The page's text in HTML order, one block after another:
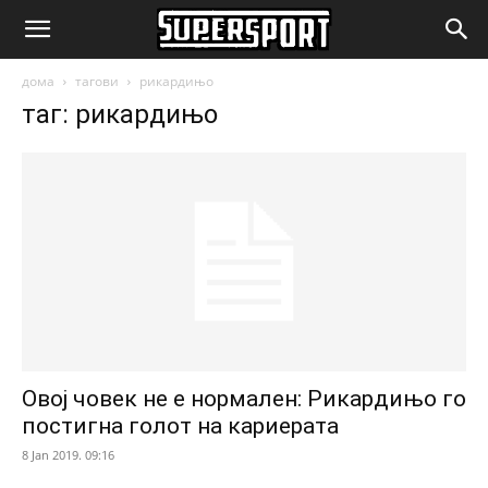
SuperSport.mk
дома тагови рикардињо
таг: рикардињо
Овој човек не е нормален: Рикардињо го
постигна голот на кариерата
8 Jan 2019. 09:16